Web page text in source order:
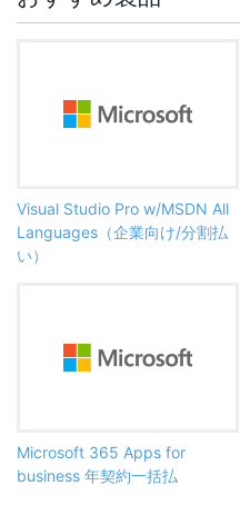
Visual Studio Pro w/MSDN All
Languages（企業向け/分割払
い）
Microsoft 365 Apps for
business 年契約一括払